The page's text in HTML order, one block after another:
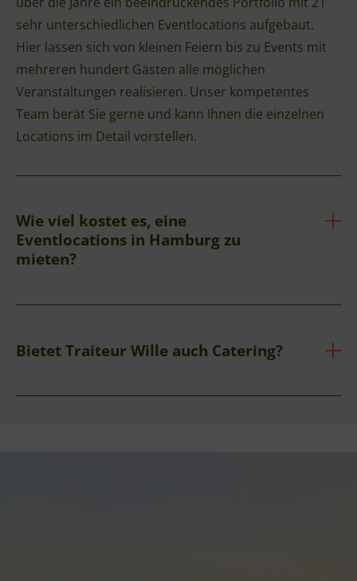
sehr unterschiedlichen Eventlocations aufgebaut.
Hier lassen sich von kleinen Feiern bis zu Events mit
mehreren hundert Gästen alle möglichen
Veranstaltungen realisieren. Unser kompetentes
Team berät Sie gerne und kann Ihnen die einzelnen
Locations im Detail vorstellen.
Wie viel kostet es, eine
Eventlocations in Hamburg zu
mieten?
Bietet Traiteur Wille auch Catering?